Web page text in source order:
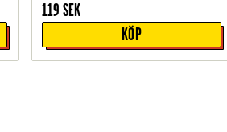
119 SEK
KÖP